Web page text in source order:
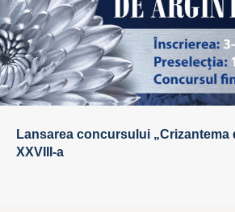
Lansarea concursului „Crizantema
XXVIII-a